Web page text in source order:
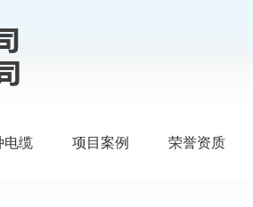
电缆 项目案例 荣誉资质